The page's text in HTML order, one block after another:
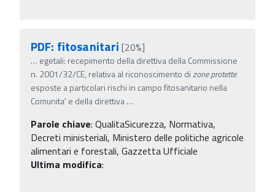
PDF: fitosanitari [20%]
… egetali: recepimento della direttiva della Commissione
n. 2001/32/CE, relativa al riconoscimento dizoneprotette
esposte a particolari rischi in campo fitosanitario nella
Comunita' e della direttiva…
Parole chiave: QualitaSicurezza, Normativa,
Decreti ministeriali, Ministero delle politiche agricole
alimentari e forestali, Gazzetta Ufficiale
Ultima modifica: